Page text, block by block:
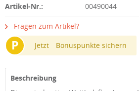
Artikel-Nr.: 00490044
Fragen zum Artikel?
P Jetzt Bonuspunkte sichern
Beschreibung